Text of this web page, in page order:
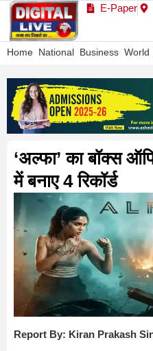
E-Paper
Home National Business World
‘अल्फा’ का बॉक्स
में बनाए 4 रिकॉर्ड
Report By: Kiran Prakash